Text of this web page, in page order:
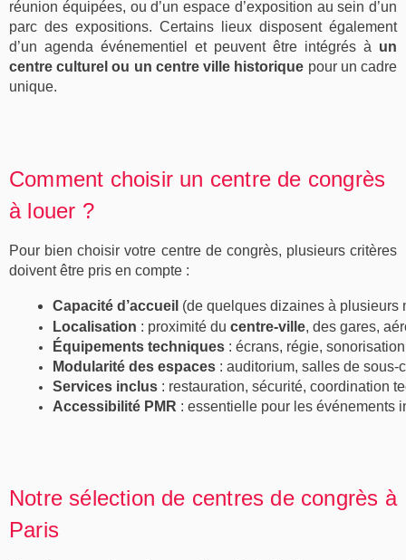
réunion équipées, ou d’un espace d’exposition au sein d’un
parc des expositions. Certains lieux disposent également
d’un agenda événementiel et peuvent être intégrés à un
centre culturel ou un centre ville historique pour un cadre
unique.
Comment choisir un centre de congrès
à louer ?
Pour bien choisir votre centre de congrès, plusieurs critères
doivent être pris en compte :
Capacité d’accueil (de quelques dizaines à plusieurs
Localisation : proximité du centre-ville, des gares,
Équipements techniques : écrans, régie,
Modularité des espaces : auditorium, salles de sous-
Services inclus : restauration, sécurité, coordination
Accessibilité PMR : essentielle pour les événements
Notre sélection de centres de congrès à
Paris